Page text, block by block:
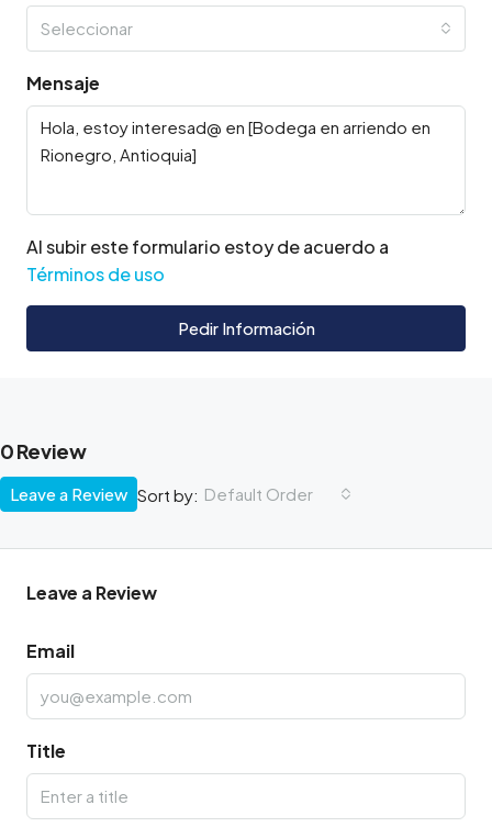
Seleccionar
Mensaje
Al subir este formulario estoy de acuerdo a
Términos de uso
Pedir Información
0 Review
Sort by: Default Order
Leave a Review
Leave a Review
Email
Title